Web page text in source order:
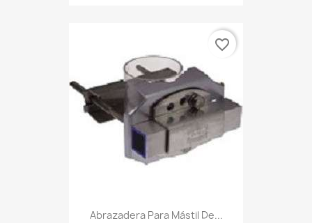
Abrazadera Para Mástil De...
favorite_border